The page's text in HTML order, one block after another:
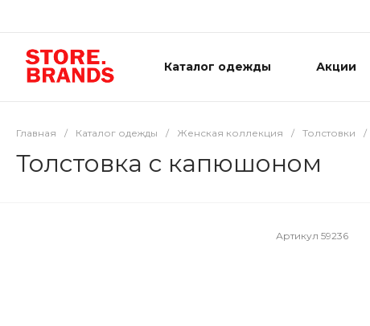
Каталог одежды Акции
Главная / Каталог одежды / Женская коллекция / Толстовки /
Толстовка с капюшоном
Артикул59236